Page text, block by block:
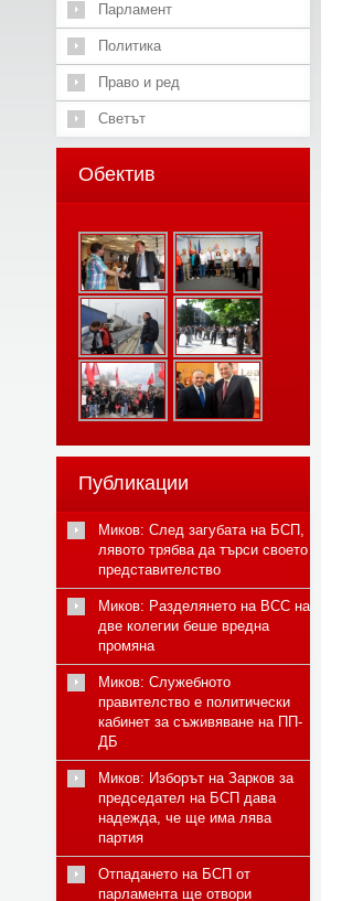
Парламент
Политика
Право и ред
Светът
Обектив
Публикации
Миков: След загубата на БСП,
лявото трябва да търси своето
представителство
Миков: Разделянето на ВСС на
две колегии беше вредна
промяна
Миков: Служебното
правителство е политически
кабинет за съживяване на ПП-
ДБ
Миков: Изборът на Зарков за
председател на БСП дава
надежда, че ще има лява
партия
Отпадането на БСП от
парламента ще отвори